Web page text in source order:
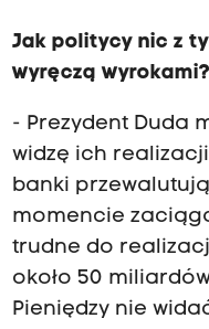
Jak politycy nic z
wyręczą wyrokami?
- Prezydent Duda
widzę ich
banki
momencie
trudne do
około 50
Pieniędzy nie